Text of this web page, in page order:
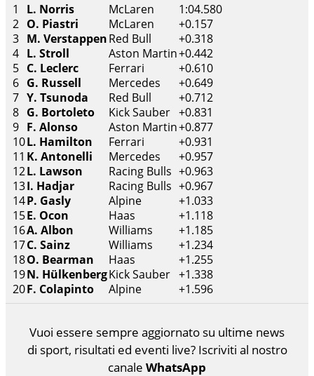
1 L. Norris McLaren
1:04.580
2 O. Piastri McLaren
+0.157
3 M. VerstappenRed Bull
+0.318
4 L. Stroll Aston Martin+0.442
5 C. Leclerc Ferrari
+0.610
6 G. Russell Mercedes
+0.649
7 Y. Tsunoda Red Bull
+0.712
8 G. Bortoleto Kick Sauber +0.831
9 F. Alonso Aston Martin+0.877
10L. Hamilton Ferrari
+0.931
11 K. Antonelli Mercedes
+0.957
12L. Lawson Racing Bulls +0.963
13I. Hadjar Racing Bulls +0.967
14P. Gasly Alpine
+1.033
15E. Ocon Haas
+1.118
16A. Albon Williams
+1.185
17C. Sainz Williams
+1.234
18O. Bearman Haas
+1.255
19N. HülkenbergKick Sauber +1.338
20F. Colapinto Alpine +1.596
Vuoi essere sempre aggiornato su ultime news
di sport, risultati ed eventi live? Iscriviti al nostro
canale WhatsApp